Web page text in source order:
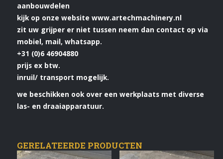
aanbouwdelen
kijk op onze website www.artechmachinery.nl
zit uw grijper er niet tussen neem dan contact op via
mobiel, mail, whatsapp.
+31 (0)6 46904880
prijs ex btw.
inruil/ transport mogelijk.
we beschikken ook over een werkplaats met diverse
las- en draaiapparatuur.
GERELATEERDE PRODUCTEN